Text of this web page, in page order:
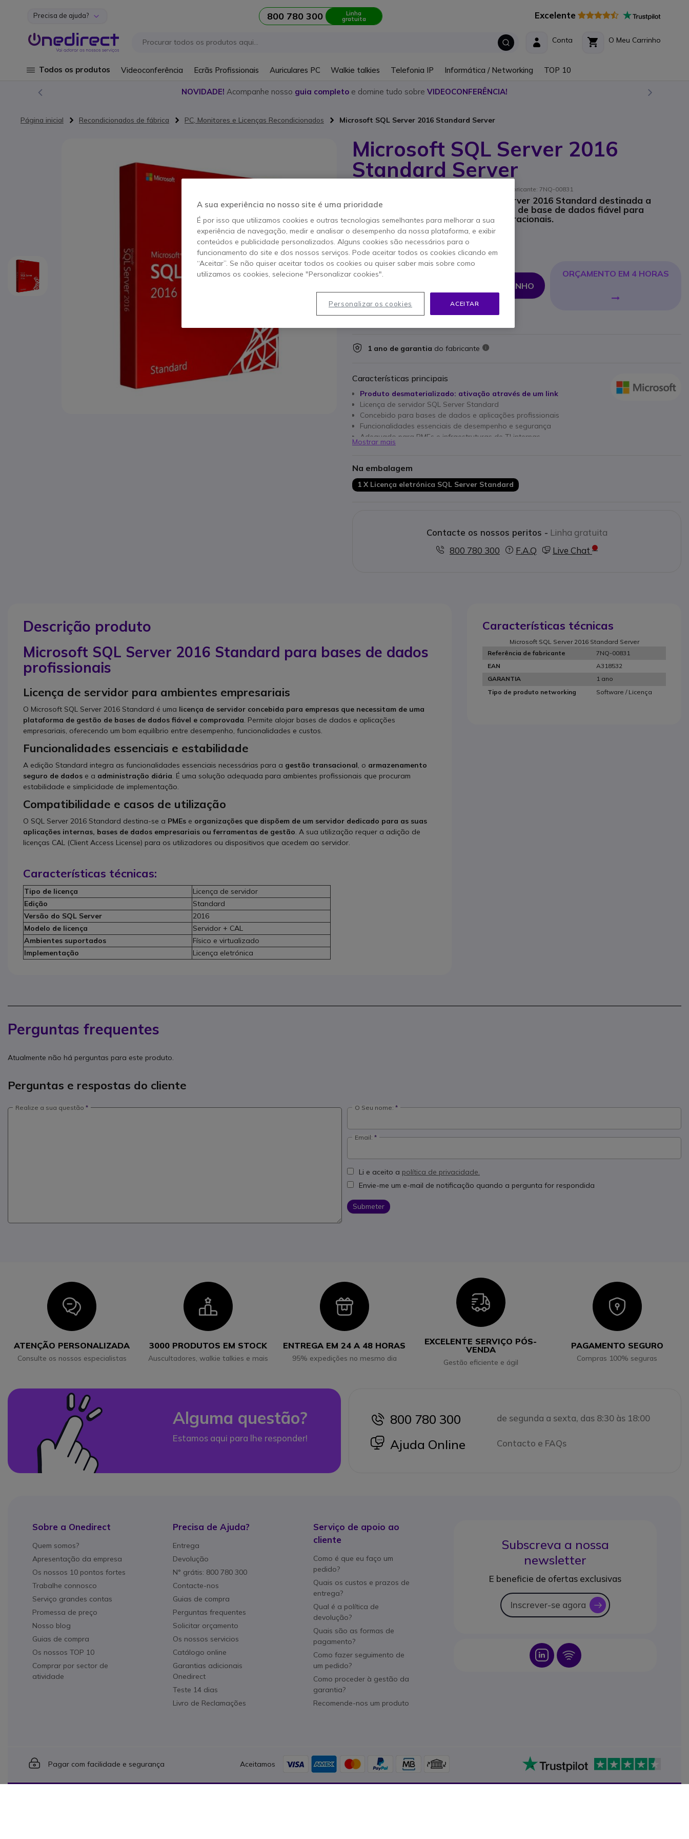
Ir para o Conteúdo
Precisa de ajuda? 800 780 300 Linha
gratuita Excelente
O Meu Carrinho
Conta
Todos os produtos Videoconferência Ecrãs Profissionais Auriculares PC Walkie talkies Telefonia IP Informática / Networking TOP 10
NOVIDADE! Acompanhe nosso guia completo e domine tudo sobre VIDEOCONFERÊNCIA!
Página inicial Recondicionados de fábrica PC, Monitores e Licenças Recondicionados Microsoft SQL Server 2016 Standard Server
Microsoft SQL Server 2016
Standard Server
Referência produto: MIC7NQ00831R // Referência de fabricante: 7NQ-00831
Licença de servidor Microsoft SQL Server 2016 Standard destinada a
empresas que procuram uma solução de base de dados fiável para
aplicações empresariais e dados operacionais.
RECONDICIONADO
411,95 € s/iva 506,70 € Iva Incl.
Qtd
ADICIONAR AO CARRINHO
ORÇAMENTO EM 4 HORAS
1 ano de garantia do fabricante
Características principais
Produto desmaterializado: ativação através de um link
Licença de servidor SQL Server Standard
Concebido para bases de dados e aplicações profissionais
Funcionalidades essenciais de desempenho e segurança
Adequado para PMEs e infraestruturas de TI internas
Requer CALs de utilizador ou de dispositivo
Mostrar mais
Na embalagem
1 X Licença eletrónica SQL Server Standard
Contacte os nossos peritos - Linha gratuita
800 780 300
F.A.Q Live Chat
Descrição produto
Microsoft SQL Server 2016 Standard para bases de dados
profissionais
Licença de servidor para ambientes empresariais
O Microsoft SQL Server 2016 Standard é uma licença de servidor concebida para empresas que necessitam de uma
plataforma de gestão de bases de dados fiável e comprovada . Permite alojar bases de dados e aplicações
empresariais, oferecendo um bom equilíbrio entre desempenho, funcionalidades e custos.
Funcionalidades essenciais e estabilidade
A edição Standard integra as funcionalidades essenciais necessárias para a gestão transacional , o armazenamento
seguro de dados e a administração diária . É uma solução adequada para ambientes profissionais que procuram
estabilidade e simplicidade de implementação.
Compatibilidade e casos de utilização
O SQL Server 2016 Standard destina-se a PMEs e organizações que dispõem de um servidor dedicado para as suas
aplicações internas, bases de dados empresariais ou ferramentas de gestão . A sua utilização requer a adição de
licenças CAL (Client Access License) para os utilizadores ou dispositivos que acedem ao servidor.
Características técnicas:
Tipo de licença
Licença de servidor
Edição
Standard
Versão do SQL Server
2016
Modelo de licença
Servidor + CAL
Ambientes suportados
Físico e virtualizado
Implementação
Licença eletrónica
Características técnicas
Microsoft SQL Server 2016 Standard Server
Referência de fabricante
7NQ-00831
EAN
A318532
GARANTIA
1 ano
Tipo de produto networking
Software / Licença
Perguntas frequentes
Atualmente não há perguntas para este produto.
Perguntas e respostas do cliente
Realize a sua questão O Seu nome:
Email:
Li e aceito a política de privacidade.
Envie-me um e-mail de notificação quando a pergunta for respondida
Submeter
Icon
ATENÇÃO PERSONALIZADA
Consulte os nossos especialistas
Icon
3000 PRODUTOS EM STOCK
Auscultadores, walkie talkies e mais
Icon
ENTREGA EM 24 A 48 HORAS
95% expedições no mesmo dia
Icon
EXCELENTE SERVIÇO PÓS-
VENDA
Gestão eficiente e ágil
Icon
PAGAMENTO SEGURO
Compras 100% seguras
Alguma questão?
Estamos aqui para lhe responder!
icon
800 780 300 de segunda a sexta, das 8:30 às 18:00
icon
Ajuda Online Contacto e FAQs
Sobre a Onedirect
Quem somos?
Apresentação da empresa
Os nossos 10 pontos fortes
Trabalhe connosco
Serviço grandes contas
Promessa de preço
Nosso blog
Guias de compra
Os nossos TOP 10
Comprar por sector de
atividade
Precisa de Ajuda?
Entrega
Devolução
N° grátis: 800 780 300
Contacte-nos
Guias de compra
Perguntas frequentes
Solicitar orçamento
Os nossos servicios
Catálogo online
Garantias adicionais
Onedirect
Teste 14 dias
Livro de Reclamações
Serviço de apoio ao
cliente
Como é que eu faço um
pedido?
Quais os custos e prazos de
entrega?
Qual é a política de
devolução?
Quais são as formas de
pagamento?
Como fazer seguimento de
um pedido?
Como proceder à gestão da
garantia?
Recomende-nos um produto
Subscreva a nossa
newsletter
E beneficie de ofertas exclusivas
Inscrever-se agora icon
Icon Icon
Icon
Pagar com facilidade e segurança Aceitamos
A sua experiência no nosso site é uma prioridade
É por isso que utilizamos cookies e outras tecnologias semelhantes para melhorar a sua
experiência de navegação, medir e analisar o desempenho da nossa plataforma, e exibir
conteúdos e publicidade personalizados. Alguns cookies são necessários para o
funcionamento do site e dos nossos serviços. Pode aceitar todos os cookies clicando em
“Aceitar”. Se não quiser aceitar todos os cookies ou quiser saber mais sobre como
utilizamos os cookies, selecione "Personalizar cookies".
ACEITAR
Personalizar os cookies